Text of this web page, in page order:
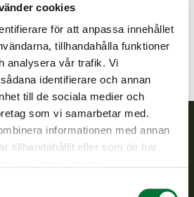
cookies
för att anpassa innehållet
tillhandahålla funktioner
analysera vår trafik. Vi
identifierare och annan
till de sociala medier och
som vi samarbetar med.
informationen med annan
tillhandahållit eller som de har